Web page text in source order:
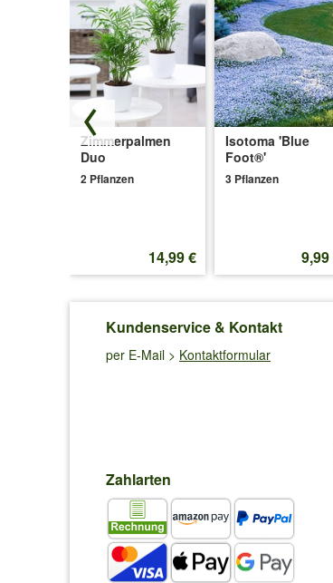
Zimmerpalmen
Duo
2 Pflanzen
14,99 €
Isotoma 'Blue
Foot®'
3 Pflanzen
9,99
Kundenservice & Kontakt
per E-Mail > Kontaktformular
Zahlarten